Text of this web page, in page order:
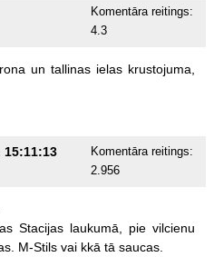
Komentāra reitings:
4.3
un tallinas ielas krustojuma,
15:11:13
Komentāra reitings:
2.956
Stacijas laukumā, pie vilcienu
M-Stils vai kkā tā saucas.